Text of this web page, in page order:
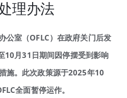
理办法
公室（OFLC）在政府关门后发
10 月31 日期间因停摆受到影响
施。此次政策源于2025年10
全面暂停运作。